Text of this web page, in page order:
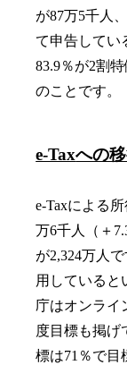
が87万5千人
て申告してい
83.9％が2割
のことです。
e-Taxへの
e-Taxによる
万6千人（＋
が2,324万人
用していると
庁はオンライ
度目標も掲げ
標は71％で目